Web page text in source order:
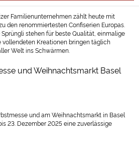
Familienunternehmen zählt heute mit
den renommiertesten Confiserien Europas.
stehen für beste Qualität, einmalige
vollendeten Kreationen bringen täglich
Welt ins Schwärmen.
und Weihnachtsmarkt Basel
und am Weihnachtsmarkt in Basel
23. Dezember 2025 eine zuverlässige